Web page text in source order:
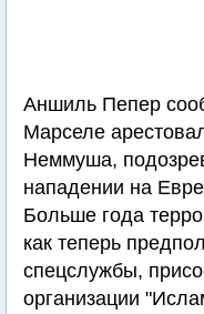
Аншиль Пепер
Марселе
Неммуша,
нападении на
Больше года
как теперь
спецслужбы,
организации